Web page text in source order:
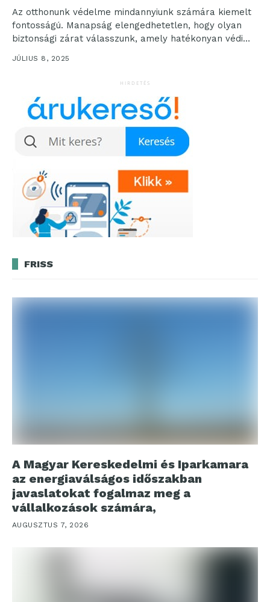
Az otthonunk védelme mindannyiunk számára kiemelt
fontosságú. Manapság elengedhetetlen, hogy olyan
biztonsági zárat válasszunk, amely hatékonyan védi
értékeinket a betörők ellen. Lényegében egy...
JÚLIUS 8, 2025
HIRDETÉS
FRISS
A Magyar Kereskedelmi és Iparkamara
az energiaválságos időszakban
javaslatokat fogalmaz meg a
vállalkozások számára,
AUGUSZTUS 7, 2026